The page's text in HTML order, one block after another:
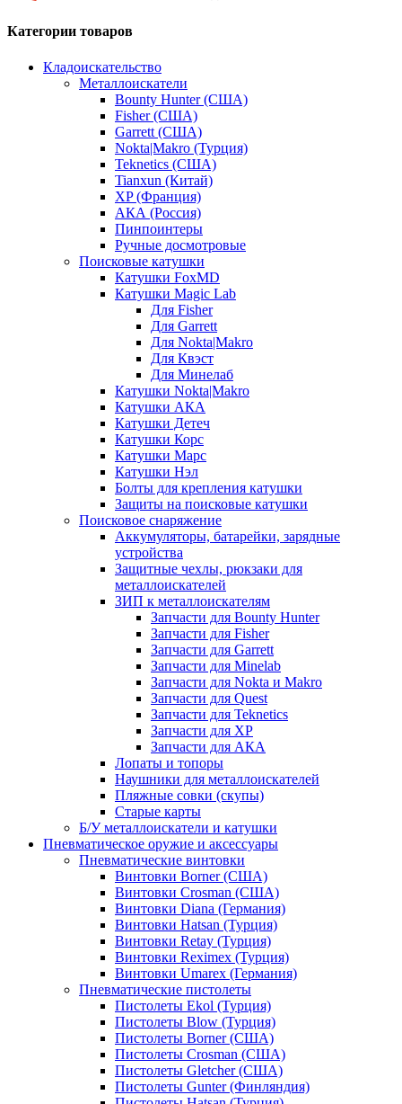
Категории товаров
Кладоискательство
Металлоискатели
Bounty Hunter (США)
Fisher (США)
Garrett (США)
Nokta|Makro (Турция)
Teknetics (США)
Tianxun (Китай)
XP (Франция)
АКА (Россия)
Пинпоинтеры
Ручные досмотровые
Поисковые катушки
Катушки FoxMD
Катушки Magic Lab
Для Fisher
Для Garrett
Для Nokta|Makro
Для Квэст
Для Минелаб
Катушки Nokta|Makro
Катушки АКА
Катушки Детеч
Катушки Корс
Катушки Марс
Катушки Нэл
Болты для крепления катушки
Защиты на поисковые катушки
Поисковое снаряжение
Аккумуляторы, батарейки, зарядные
устройства
Защитные чехлы, рюкзаки для
металлоискателей
ЗИП к металлоискателям
Запчасти для Bounty Hunter
Запчасти для Fisher
Запчасти для Garrett
Запчасти для Minelab
Запчасти для Nokta и Makro
Запчасти для Quest
Запчасти для Teknetics
Запчасти для XP
Запчасти для АКА
Лопаты и топоры
Наушники для металлоискателей
Пляжные совки (скупы)
Старые карты
Б/У металлоискатели и катушки
Пневматическое оружие и аксессуары
Пневматические винтовки
Винтовки Borner (США)
Винтовки Crosman (США)
Винтовки Diana (Германия)
Винтовки Hatsan (Турция)
Винтовки Retay (Турция)
Винтовки Reximex (Турция)
Винтовки Umarex (Германия)
Пневматические пистолеты
Пистолеты Ekol (Турция)
Пистолеты Blow (Турция)
Пистолеты Borner (США)
Пистолеты Crosman (США)
Пистолеты Gletcher (США)
Пистолеты Gunter (Финляндия)